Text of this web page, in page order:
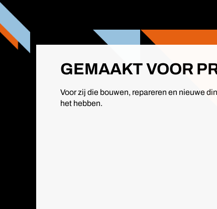
GEMAAKT VOOR
Voor zij die bouwen, repareren en nieuwe
het hebben.